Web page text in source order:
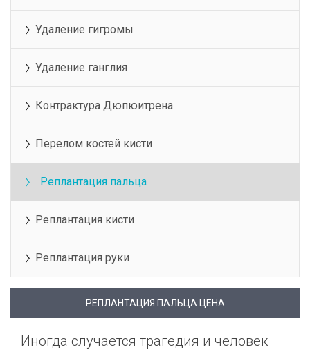
Удаление гигромы
Удаление ганглия
Контрактура Дюпюитрена
Перелом костей кисти
Реплантация пальца
Реплантация кисти
Реплантация руки
РЕПЛАНТАЦИЯ ПАЛЬЦА ЦЕНА
Иногда случается трагедия и человек